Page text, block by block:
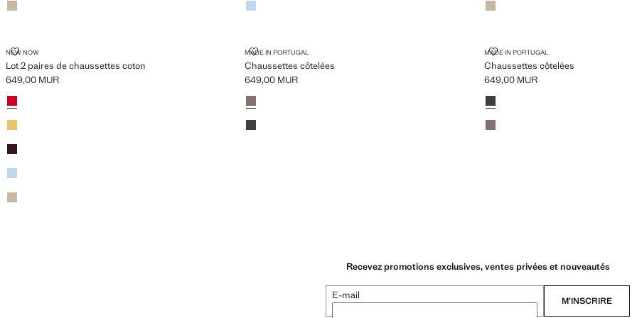
NEW NOW
Lot 2 paires de chaussettes coton
LOT 2 PAIRES DE CHAUSSETTES COTON
Prix actuel [649,00 MUR ]
649,00 MUR
Couleurs
Rose clair
Jaune
Bordeaux
Bleu ciel
Chocolat
MADE IN PORTUGAL
Chaussettes côtelées
CHAUSSETTES CÔTELÉES
Prix actuel [649,00 MUR ]
649,00 MUR
Couleurs
Marron
Gris anthracite
MADE IN PORTUGAL
Chaussettes côtelées
CHAUSSETTES CÔTELÉES
Prix actuel [649,00 MUR ]
649,00 MUR
Couleurs
Gris anthracite
Marron
Recevez promotions exclusives, ventes privées et nouveautés
E-mail M’INSCRIRE